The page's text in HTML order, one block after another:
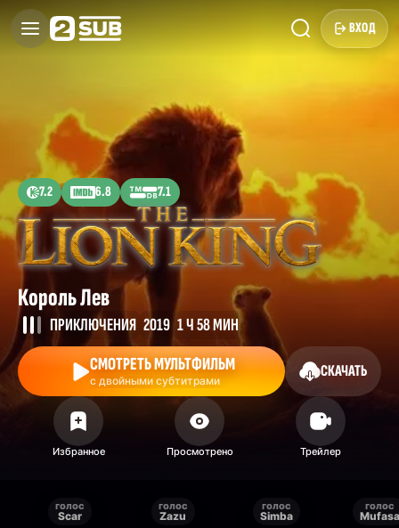
ВХОД
7.2 6.8 7.1
Король Лев
ПРИКЛЮЧЕНИЯ 2019 1 Ч 58 МИН
СМОТРЕТЬ МУЛЬТФИЛЬМ
с двойными субтитрами
СКАЧАТЬ
голос
Scar
голос
Zazu
голос
Simba
голос
Mufasa